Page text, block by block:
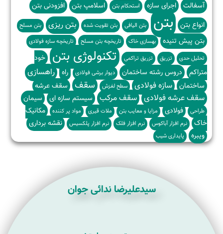
آسفالت اجرای سازه استحکام بتن اسلامپ بتن
افزودنی بتن
انواع بتن
بتن بتن الیافی بتن تقویت شده بتن ریزی بتن مسلح
بتن پیش تنیده بهسازی خاک تاریخچه بتن مسلح
تاریخچه سازه فولادی
تحلیل حدی
تزریق تزریق تراکمی تکنولوژی بتن
خود
متراکم
دروس رشته ساختمان دیوار برشی فولادی راه راهسازی
ساختمان سازه فولادی سطح لغزش سقف سقف عرشه
سقف عرشه فولادی سقف مرکب سیستم سازه ای سیمان
طراحی فولادی مزایا و معایب بتن ملات قیری مواد پر کننده
مکانیک
خاک
نرم افزار آباکوس نرم افزار فلک نرم افزار پلکسیس
نقشه برداری
ویبره
پایداری شیب
سیدعلیرضا ندائی جوان